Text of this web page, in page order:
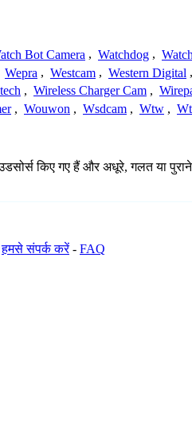
Bot Camera , Watchdog ,
Wepra , Westcam , Western Digital ,
, Wireless Charger Cam ,
, Wouwon , Wsdcam , Wtw ,
किए गए हैं और अधूरे, गलत या
हमसे संपर्क करें- FAQ